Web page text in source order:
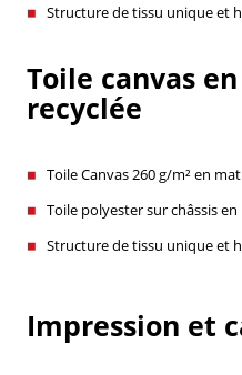
Structure de tissu unique et
Toile canvas
recyclée
Toile Canvas 260 g/m² en
Toile polyester sur châssis en
Structure de tissu unique et
Impression et